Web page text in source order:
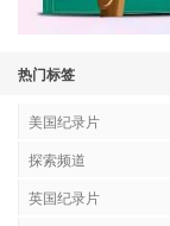
热门标签
美国纪录片
探索频道
英国纪录片